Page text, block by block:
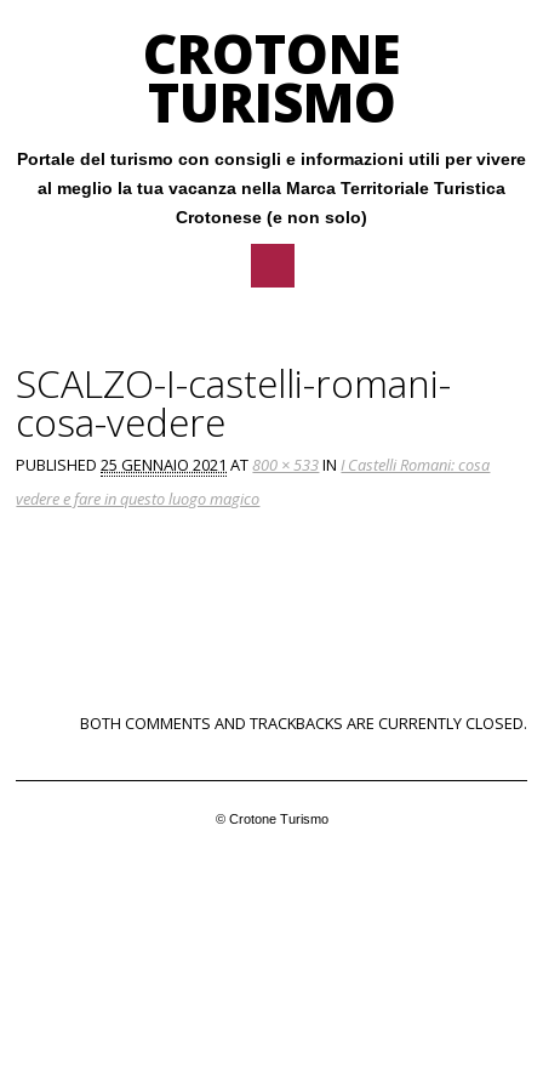
CROTONE
TURISMO
Portale del turismo con consigli e informazioni utili per vivere
al meglio la tua vacanza nella Marca Territoriale Turistica
Crotonese (e non solo)
content
SCALZO-I-castelli-romani-
cosa-vedere
PUBLISHED25 GENNAIO 2021 AT800 × 533INI Castelli Romani: cosa
vedere e fare in questo luogo magico
BOTH COMMENTS AND TRACKBACKS ARE CURRENTLY CLOSED.
© Crotone Turismo